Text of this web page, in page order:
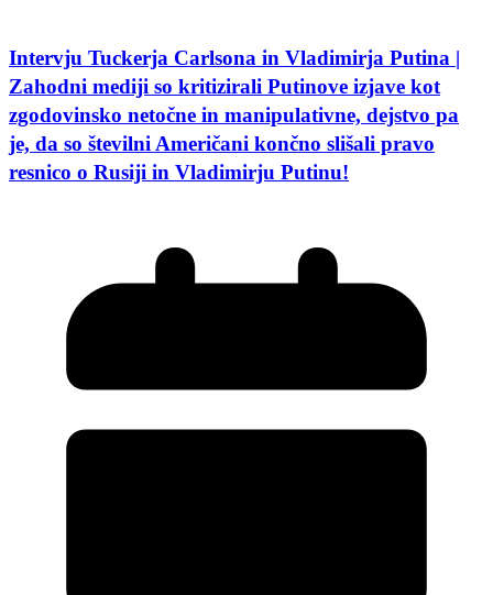
Intervju Tuckerja Carlsona in Vladimirja Putina |
Zahodni mediji so kritizirali Putinove izjave kot
zgodovinsko netočne in manipulativne, dejstvo pa
je, da so številni Američani končno slišali pravo
resnico o Rusiji in Vladimirju Putinu!